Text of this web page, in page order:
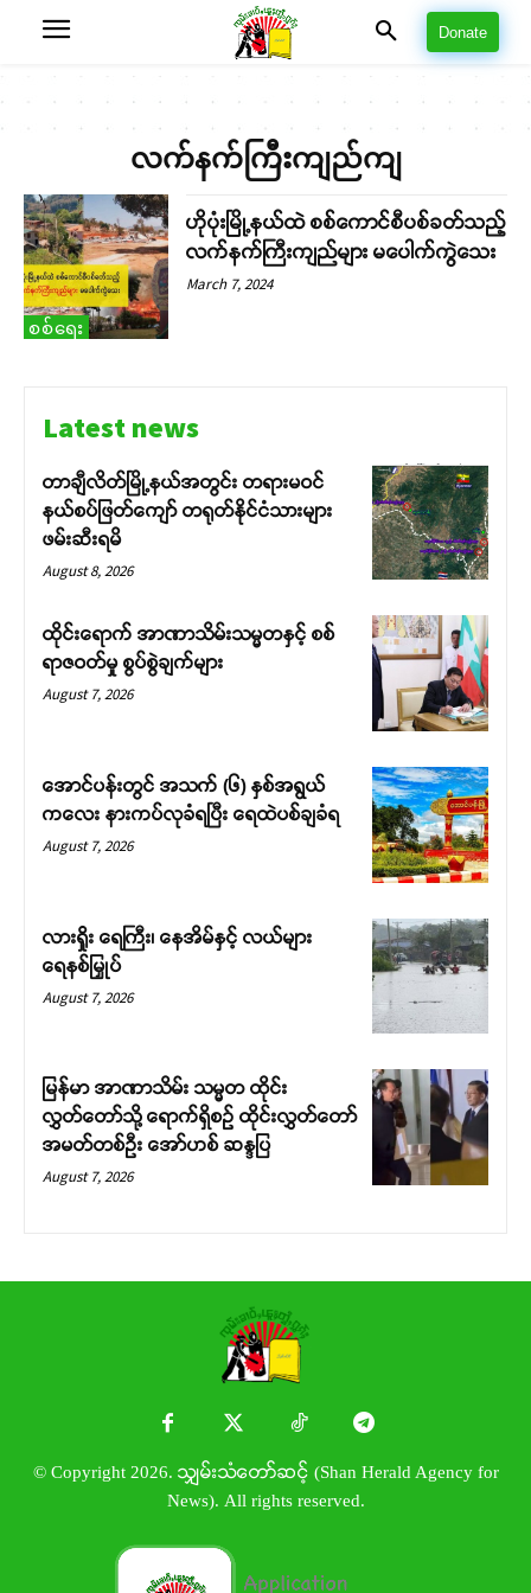
Donate
လက်နက်ကြီးကျည်ကျ
စစ်ရေး
ဟိုပုံးမြို့နယ်ထဲ စစ်ကောင်စီပစ်ခတ်သည့်
လက်နက်ကြီးကျည်များ မပေါက်ကွဲသေး
March 7, 2024
Latest news
တာချီလိတ်မြို့နယ်အတွင်း တရားမဝင်
နယ်စပ်ဖြတ်ကျော် တရုတ်နိုင်ငံသားများ
ဖမ်းဆီးရမိ
August 8, 2026
ထိုင်းရောက် အာဏာသိမ်းသမ္မတနှင့် စစ်
ရာဇဝတ်မှု စွပ်စွဲချက်များ
August 7, 2026
အောင်ပန်းတွင် အသက် (၆) နှစ်အရွယ်
ကလေး နားကပ်လုခံရပြီး ရေထဲပစ်ချခံရ
August 7, 2026
လားရှိုး ရေကြီး၊ နေအိမ်နှင့် လယ်များ
ရေနစ်မြှုပ်
August 7, 2026
မြန်မာ အာဏာသိမ်း သမ္မတ ထိုင်း
လွှတ်တော်သို့ ရောက်ရှိစဉ် ထိုင်းလွှတ်တော်
အမတ်တစ်ဦး အော်ဟစ် ဆန္ဒပြ
August 7, 2026
© Copyright 2026. သျှမ်းသံတော်ဆင့် (Shan Herald Agency for
News). All rights reserved.